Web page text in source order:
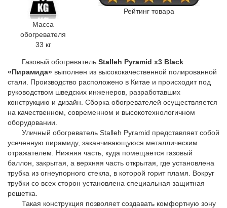
Масса
обогревателя
33 кг
Рейтинг товара
Газовый обогреватель Stalleh Pyramid x3 Black
«Пирамида» выполнен из высококачественной полированной
стали. Производство расположено в Китае и происходит под
руководством шведских инженеров, разработавших
конструкцию и дизайн. Сборка обогревателей осуществляется
на качественном, современном и высокотехнологичном
оборудовании.
Уличный обогреватель Stalleh Pyramid представляет собой
усеченную пирамиду, заканчивающуюся металлическим
отражателем. Нижняя часть, куда помещается газовый
баллон, закрытая, а верхняя часть открытая, где установлена
трубка из огнеупорного стекла, в которой горит пламя. Вокруг
трубки со всех сторон установлена специальная защитная
решетка.
Такая конструкция позволяет создавать комфортную зону